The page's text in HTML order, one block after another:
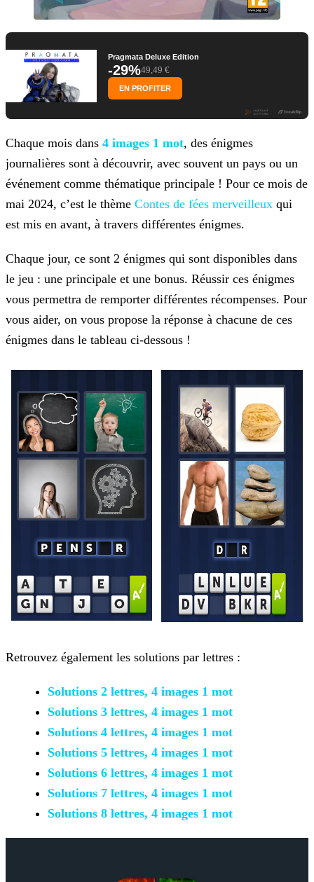
Pragmata Deluxe Edition
-29%49,49 €
EN PROFITER
Chaque mois dans 4 images 1 mot, des énigmes
journalières sont à découvrir, avec souvent un pays ou un
événement comme thématique principale ! Pour ce mois de
mai 2024, c’est le thème Contes de fées merveilleux qui
est mis en avant, à travers différentes énigmes.
Chaque jour, ce sont 2 énigmes qui sont disponibles dans
le jeu : une principale et une bonus. Réussir ces énigmes
vous permettra de remporter différentes récompenses. Pour
vous aider, on vous propose la réponse à chacune de ces
énigmes dans le tableau ci-dessous !
Retrouvez également les solutions par lettres :
Solutions 2 lettres, 4 images 1 mot
Solutions 3 lettres, 4 images 1 mot
Solutions 4 lettres, 4 images 1 mot
Solutions 5 lettres, 4 images 1 mot
Solutions 6 lettres, 4 images 1 mot
Solutions 7 lettres, 4 images 1 mot
Solutions 8 lettres, 4 images 1 mot